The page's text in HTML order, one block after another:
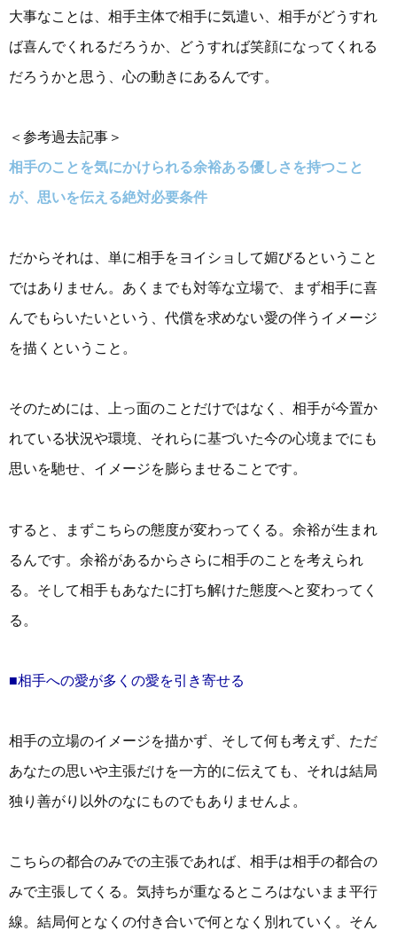
大事なことは、相手主体で相手に気遣い、相手がどうすれ
ば喜んでくれるだろうか、どうすれば笑顔になってくれる
だろうかと思う、心の動きにあるんです。
＜参考過去記事＞
相手のことを気にかけられる余裕ある優しさを持つこと
が、思いを伝える絶対必要条件
だからそれは、単に相手をヨイショして媚びるということ
ではありません。あくまでも対等な立場で、まず相手に喜
んでもらいたいという、代償を求めない愛の伴うイメージ
を描くということ。
そのためには、上っ面のことだけではなく、相手が今置か
れている状況や環境、それらに基づいた今の心境までにも
思いを馳せ、イメージを膨らませることです。
すると、まずこちらの態度が変わってくる。余裕が生まれ
るんです。余裕があるからさらに相手のことを考えられ
る。そして相手もあなたに打ち解けた態度へと変わってく
る。
■相手への愛が多くの愛を引き寄せる
相手の立場のイメージを描かず、そして何も考えず、ただ
あなたの思いや主張だけを一方的に伝えても、それは結局
独り善がり以外のなにものでもありませんよ。
こちらの都合のみでの主張であれば、相手は相手の都合の
みで主張してくる。気持ちが重なるところはないまま平行
線。結局何となくの付き合いで何となく別れていく。そん